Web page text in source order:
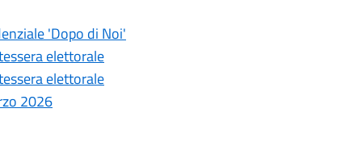
'Dopo di Noi'
elettorale
elettorale
2026